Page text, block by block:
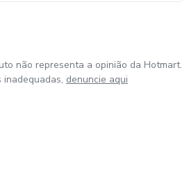
não representa a opinião da Hotmart.
inadequadas, denuncie aqui